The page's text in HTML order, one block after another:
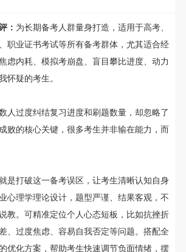
： 为长期备考人群量身打造，适用于高考、
职业证书考试等所有备考群体，尤其适合经
虑内耗、模拟考崩盘、盲目攀比进度、动力
怀疑的考生。
人过度纠结复习进度和刷题数量，却忽略了
败的核心关键，很多考生并非输在能力，而
是打破这一备考误区，让考生清晰认知自身
心理学理论设计，题型严谨、结果客观，不
教。可精准定位个人心态短板，比如抗挫折
、过度焦虑、容易自我否定等问题。搭配全
优化方案，帮助考生快速调节负面情绪，摆